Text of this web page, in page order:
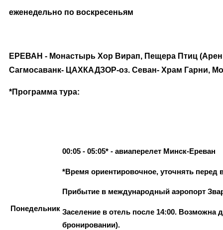
еженедельно по воскресеньям
ЕРЕВАН - Монастырь Хор Вирап, Пещера Птиц
Сагмосаванк- ЦАХКАДЗОР-оз. Севан- Храм Гарни,
*Программа тура:
Понедельник
00:05 - 05:05* - авиаперелет Минск-Ереван
*Время ориентировочное, уточнять перед
Прибытие в международный аэропорт
Заселение в отель после 14:00. Возможна
бронировании).